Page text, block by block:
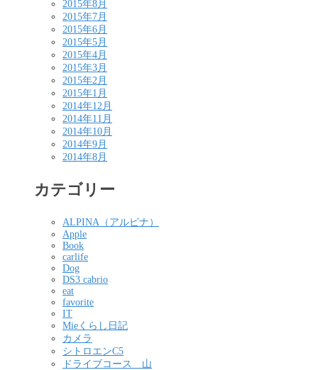
2015年8月
2015年7月
2015年6月
2015年5月
2015年4月
2015年3月
2015年2月
2015年1月
2014年12月
2014年11月
2014年10月
2014年9月
2014年8月
カテゴリー
ALPINA（アルピナ）
Apple
Book
carlife
Dog
DS3 cabrio
eat
favorite
IT
Mieくらし日記
カメラ
シトロエンC5
ドライブコース 山